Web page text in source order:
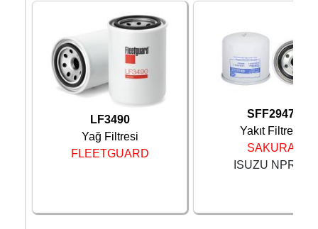
LF3490
Yağ Filtresi
FLEETGUARD
SFF2947
Yakıt Filtresi
SAKURA
ISUZU NPR66